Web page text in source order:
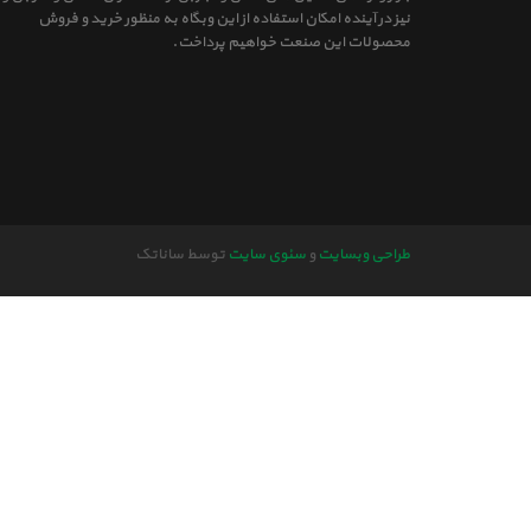
نیز در آینده امکان استفاده از این وبگاه به منظور خرید و فروش
محصولات این صنعت خواهیم پرداخت.
طراحی وبسایت وسئوی سایت توسط ساناتک